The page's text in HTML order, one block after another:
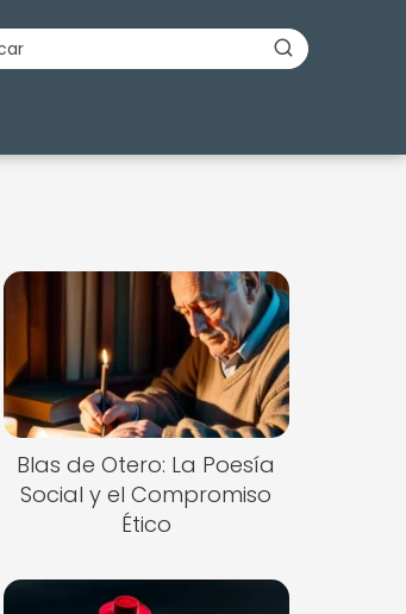
Blas de Otero: La Poesía
Social y el Compromiso
Ético